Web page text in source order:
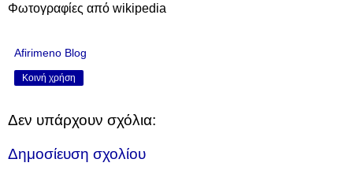
Φωτογραφίες από wikipedia
Afirimeno Blog
Κοινή χρήση
Δεν υπάρχουν σχόλια:
Δημοσίευση σχολίου